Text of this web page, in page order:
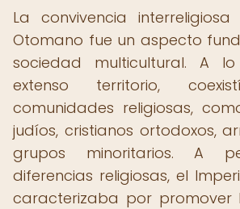
La convivencia
Otomano fue un aspecto
sociedad multicultural. A
extenso territorio,
comunidades religiosas,
judíos, cristianos ortodoxos,
grupos minoritarios. A
diferencias religiosas, el
caracterizaba por promover